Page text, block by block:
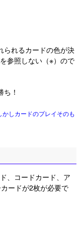
られるカードの色が決
参照しない（※）ので
！
しカードのプレイそのも
、コードカード、ア
ードが2枚が必要で